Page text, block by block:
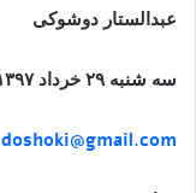
عبدالستار دوشوکی
سه شنبه ۲۹ خرداد ۱۳۹۷
doshoki@gmail.com